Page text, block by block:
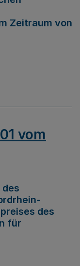
Zeitraum von
vom
des
für